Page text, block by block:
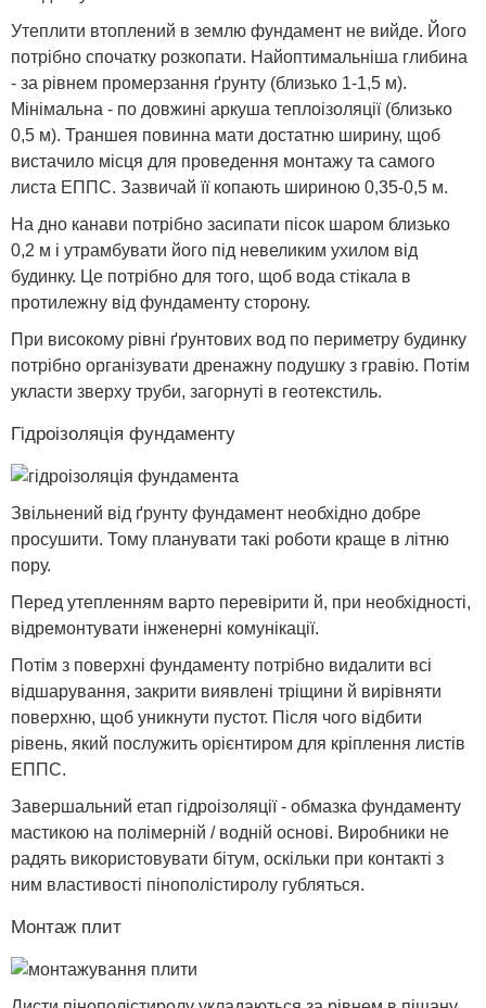
Утеплити втоплений в землю фундамент не вийде. Його
потрібно спочатку розкопати. Найоптимальніша глибина
- за рівнем промерзання ґрунту (близько 1-1,5 м).
Мінімальна - по довжині аркуша теплоізоляції (близько
0,5 м). Траншея повинна мати достатню ширину, щоб
вистачило місця для проведення монтажу та самого
листа ЕППС. Зазвичай її копають шириною 0,35-0,5 м.
На дно канави потрібно засипати пісок шаром близько
0,2 м і утрамбувати його під невеликим ухилом від
будинку. Це потрібно для того, щоб вода стікала в
протилежну від фундаменту сторону.
При високому рівні ґрунтових вод по периметру будинку
потрібно організувати дренажну подушку з гравію. Потім
укласти зверху труби, загорнуті в геотекстиль.
Гідроізоляція фундаменту
Звільнений від ґрунту фундамент необхідно добре
просушити. Тому планувати такі роботи краще в літню
пору.
Перед утепленням варто перевірити й, при необхідності,
відремонтувати інженерні комунікації.
Потім з поверхні фундаменту потрібно видалити всі
відшарування, закрити виявлені тріщини й вирівняти
поверхню, щоб уникнути пустот. Після чого відбити
рівень, який послужить орієнтиром для кріплення листів
ЕППС.
Завершальний етап гідроізоляції - обмазка фундаменту
мастикою на полімерній / водній основі. Виробники не
радять використовувати бітум, оскільки при контакті з
ним властивості пінополістиролу губляться.
Монтаж плит